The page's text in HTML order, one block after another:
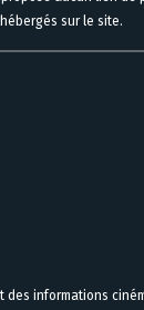
sur le site.
informations